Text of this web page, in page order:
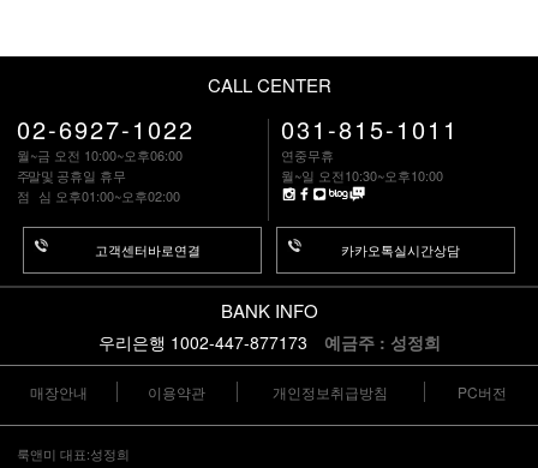
CALL CENTER
02-6927-1022
월~금 오전 10:00~오후06:00
주말및 공휴일 휴무
점 심 오후01:00~오후02:00
고객센터바로연결
031-815-1011
연중무휴
월~일 오전10:30~오후10:00
카카오톡실시간상담
BANK INFO
우리은행 1002-447-877173 예금주 : 성정희
매장안내 이용약관 개인정보취급방침 PC버전
룩앤미 대표:성정희